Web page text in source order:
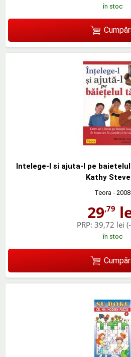
în stoc
Intelege-l si ajuta-l pe
Kathy
Teora - 2008
29,79
PRP: 39,72 lei
în stoc